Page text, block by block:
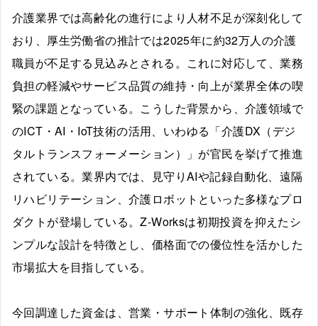
介護業界では高齢化の進行により人材不足が深刻化して
おり、厚生労働省の推計では2025年に約32万人の介護
職員が不足する見込みとされる。これに対応して、業務
負担の軽減やサービス品質の維持・向上が業界全体の喫
緊の課題となっている。こうした背景から、介護領域で
のICT・AI・IoT技術の活用、いわゆる「介護DX（デジ
タルトランスフォーメーション）」が官民を挙げて推進
されている。業界内では、見守りAIや記録自動化、遠隔
リハビリテーション、介護ロボットといった多様なプロ
ダクトが登場している。Z-Worksは初期投資を抑えたシ
ンプルな設計を特徴とし、価格面での優位性を活かした
市場拡大を目指している。
今回調達した資金は、営業・サポート体制の強化、既存